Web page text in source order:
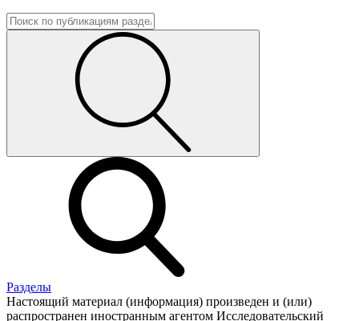
Разделы
Настоящий материал (информация) произведен и (или)
распространен иностранным агентом Исследовательский